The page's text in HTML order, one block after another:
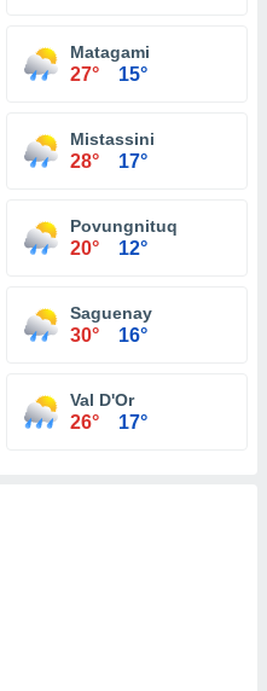
Matagami
27° 15°
Mistassini
28° 17°
Povungnituq
20° 12°
Saguenay
30° 16°
Val D'Or
26° 17°